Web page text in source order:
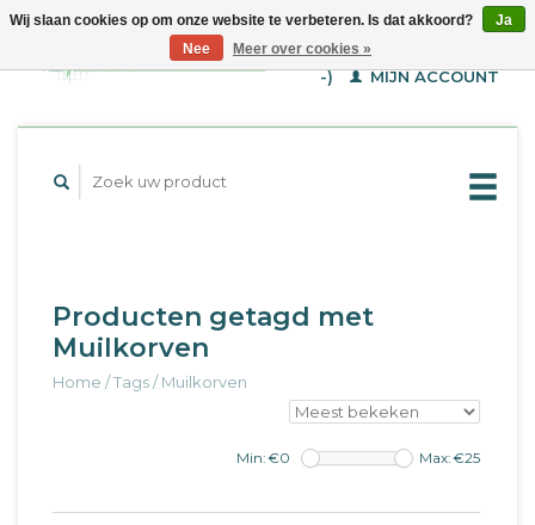
WINKELWAGEN (€--,-
-)
MIJN ACCOUNT
Producten getagd met
Muilkorven
Home /Tags/Muilkorven
Min: €0 Max: €25
Wij slaan cookies op om onze website te verbeteren. Is dat akkoord?
Ja
Nee
Meer over cookies »